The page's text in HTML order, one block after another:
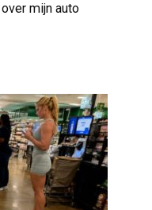
mijn auto